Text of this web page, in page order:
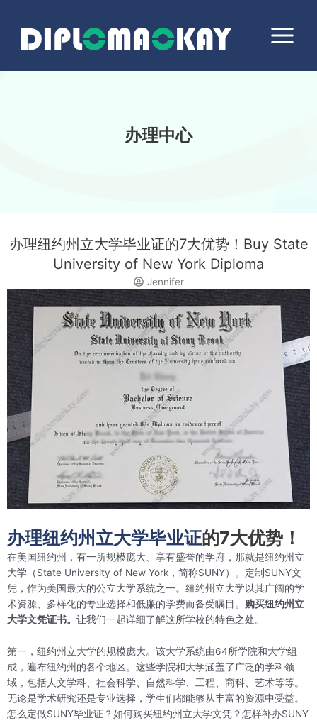
Menu
办理中心
办理纽约州立大学毕业证的7大优势！Buy State
University of New York Diploma
Jennifer
办理纽约州立大学毕业证的7大优势！
在美国纽约州，有一所规模庞大、享有盛誉的学府，那就是纽约州立
大学（State University of New York，简称SUNY）。定制SUNY文
凭，作为美国最大的公立大学系统之一。纽约州立大学以其广阔的学
术资源、多样化的专业选择和低廉的学费而备受瞩目。 购买纽约州立
大学文凭证书。 让我们一起详细了解这所学校的特色之处。
第一，纽约州立大学的规模庞大。该大学系统由64所学院和大学组
成，遍布纽约州的各个地区。这些学院和大学涵盖了广泛的学科领
域，包括人文学科、社会科学、自然科学、工程、商科、艺术等等。
无论是学术研究还是专业选择，学生们都能够从丰富的资源中受益。
怎么定做SUNY毕业证？如何购买纽约州立大学文凭？怎样补办SUNY